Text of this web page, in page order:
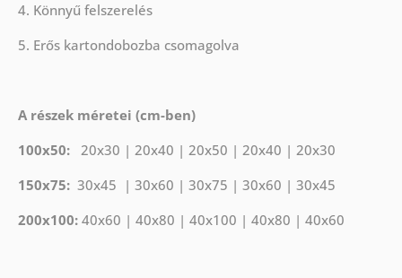
4. Könnyű felszerelés
5. Erős kartondobozba csomagolva
A részek méretei (cm-ben)
100x50: 20x30 | 20x40 | 20x50 | 20x40 | 20x30
150x75: 30x45 | 30x60 | 30x75 | 30x60 | 30x45
200x100: 40x60 | 40x80 | 40x100 | 40x80 | 40x60